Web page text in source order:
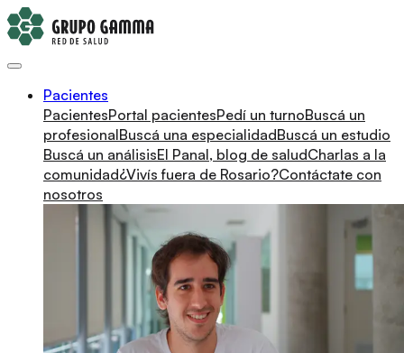
Pacientes
PacientesPortal pacientesPedí un turnoBuscá un
profesionalBuscá una especialidadBuscá un estudio
Buscá un análisisEl Panal, blog de saludCharlas a la
comunidad¿Vivís fuera de Rosario?Contáctate con
nosotros